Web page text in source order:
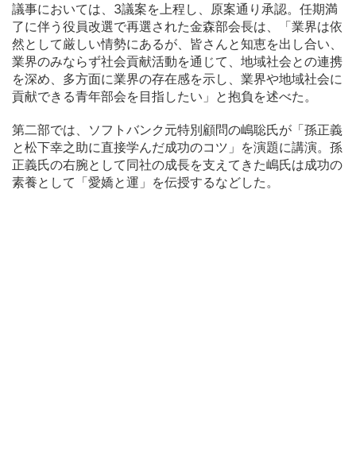
議事においては、3議案を上程し、原案通り承認。任期満
了に伴う役員改選で再選された金森部会長は、「業界は依
然として厳しい情勢にあるが、皆さんと知恵を出し合い、
業界のみならず社会貢献活動を通じて、地域社会との連携
を深め、多方面に業界の存在感を示し、業界や地域社会に
貢献できる青年部会を目指したい」と抱負を述べた。
第二部では、ソフトバンク元特別顧問の嶋聡氏が「孫正義
と松下幸之助に直接学んだ成功のコツ」を演題に講演。孫
正義氏の右腕として同社の成長を支えてきた嶋氏は成功の
素養として「愛嬌と運」を伝授するなどした。